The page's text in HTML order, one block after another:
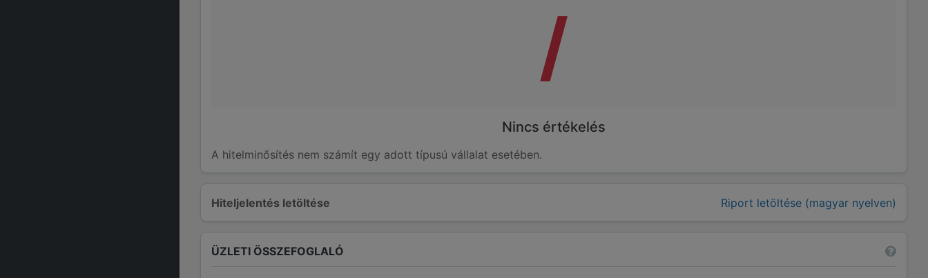
Hiteljelentés letöltése Riport letöltése (magyar nyelven)
/
Nincs értékelés
A hitelminősítés nem számít egy adott típusú vállalat esetében.
ÜZLETI ÖSSZEFOGLALÓ